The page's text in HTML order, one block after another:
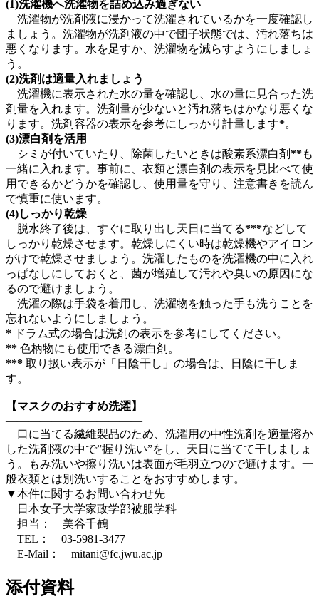
(1)洗濯機へ洗濯物を詰め込み過ぎない
洗濯物が洗剤液に浸かって洗濯されているかを一度確認し
ましょう。洗濯物が洗剤液の中で団子状態では、汚れ落ちは
悪くなります。水を足すか、洗濯物を減らすようにしましょ
う。
(2)洗剤は適量入れましょう
洗濯機に表示された水の量を確認し、水の量に見合った洗
剤量を入れます。洗剤量が少ないと汚れ落ちはかなり悪くな
ります。洗剤容器の表示を参考にしっかり計量します*。
(3)漂白剤を活用
シミが付いていたり、除菌したいときは酸素系漂白剤**も
一緒に入れます。事前に、衣類と漂白剤の表示を見比べて使
用できるかどうかを確認し、使用量を守り、注意書きを読ん
で慎重に使います。
(4)しっかり乾燥
脱水終了後は、すぐに取り出し天日に当てる***などして
しっかり乾燥させます。乾燥しにくい時は乾燥機やアイロン
がけで乾燥させましょう。洗濯したものを洗濯機の中に入れ
っぱなしにしておくと、菌が増殖して汚れや臭いの原因にな
るので避けましょう。
洗濯の際は手袋を着用し、洗濯物を触った手も洗うことを
忘れないようにしましょう。
* ドラム式の場合は洗剤の表示を参考にしてください。
** 色柄物にも使用できる漂白剤。
*** 取り扱い表示が「日陰干し」の場合は、日陰に干しま
す。
————————————
【マスクのおすすめ洗濯】
————————————
口に当てる繊維製品のため、洗濯用の中性洗剤を適量溶か
した洗剤液の中で”握り洗い”をし、天日に当てて干しましょ
う。もみ洗いや擦り洗いは表面が毛羽立つので避けます。一
般衣類とは別洗いすることをおすすめします。
▼本件に関するお問い合わせ先
日本女子大学家政学部被服学科
担当： 美谷千鶴
TEL： 03-5981-3477
E-Mail： mitani@fc.jwu.ac.jp
添付資料